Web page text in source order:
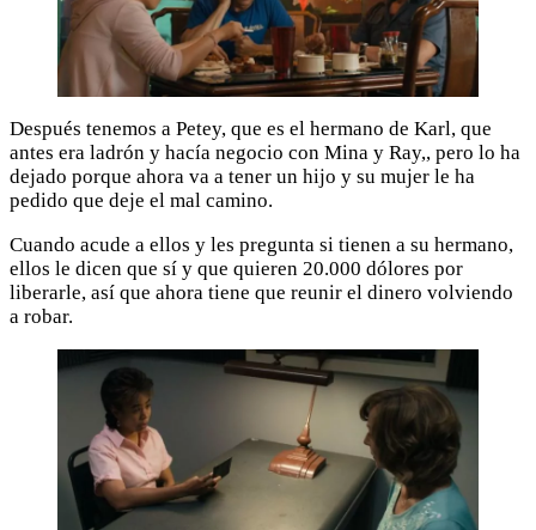
Después tenemos a Petey, que es el hermano de Karl, que
antes era ladrón y hacía negocio con Mina y Ray,, pero lo ha
dejado porque ahora va a tener un hijo y su mujer le ha
pedido que deje el mal camino.
Cuando acude a ellos y les pregunta si tienen a su hermano,
ellos le dicen que sí y que quieren 20.000 dólores por
liberarle, así que ahora tiene que reunir el dinero volviendo
a robar.